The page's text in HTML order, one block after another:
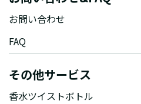
お問い合わせ
FAQ
その他サービス
香水ツイストボトル